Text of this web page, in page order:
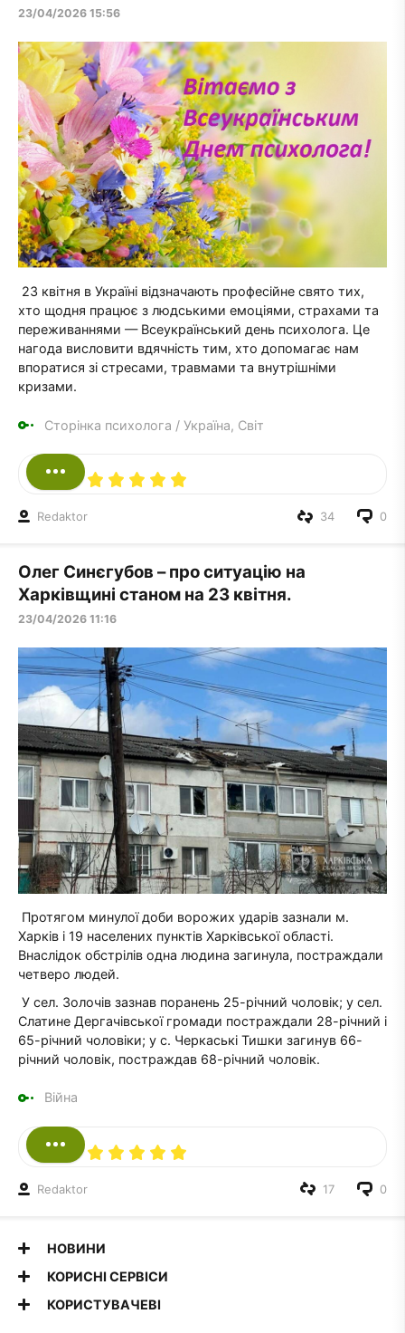
23/04/2026 15:56
23 квітня в Україні відзначають професійне свято тих,
хто щодня працює з людськими емоціями, страхами та
переживаннями — Всеукраїнський день психолога. Це
нагода висловити вдячність тим, хто допомагає нам
впоратися зі стресами, травмами та внутрішніми
кризами.
Сторінка психолога / Україна, Світ
Redaktor 0
34
Олег Синєгубов – про ситуацію на
Харківщині станом на 23 квітня.
23/04/2026 11:16
Протягом минулої доби ворожих ударів зазнали м.
Харків і 19 населених пунктів Харківської області.
Внаслідок обстрілів одна людина загинула, постраждали
четверо людей.
У сел. Золочів зазнав поранень 25-річний чоловік; у сел.
Слатине Дергачівської громади постраждали 28-річний і
65-річний чоловіки; у с. Черкаські Тишки загинув 66-
річний чоловік, постраждав 68-річний чоловік.
Війна
Redaktor 0
17
НОВИНИ
КОРИСНІ СЕРВІСИ
КОРИСТУВАЧЕВІ